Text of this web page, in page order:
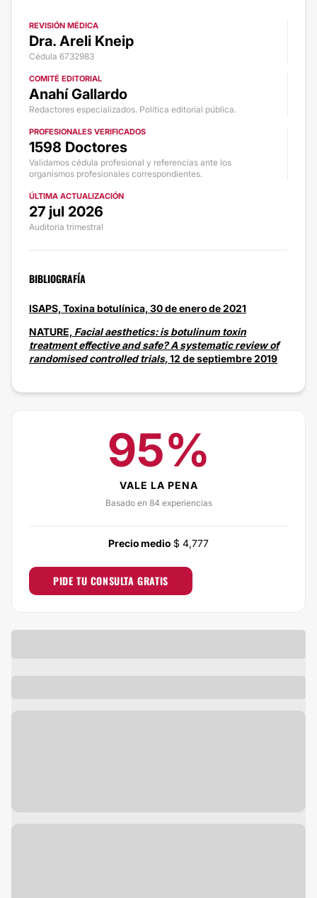
REVISIÓN MÉDICA
Dra. Areli Kneip
Cédula 6732983
COMITÉ EDITORIAL
Anahí Gallardo
Redactores especializados. Política editorial pública.
PROFESIONALES VERIFICADOS
1598 Doctores
Validamos cédula profesional y referencias ante los
organismos profesionales correspondientes.
ÚLTIMA ACTUALIZACIÓN
27 jul 2026
Auditoría trimestral
BIBLIOGRAFÍA
ISAPS, Toxina botulínica, 30 de enero de 2021
NATURE, Facial aesthetics: is botulinum toxin
treatment effective and safe? A systematic review of
randomised controlled trials,12 de septiembre 2019
95%
VALE LA PENA
Basado en 84 experiencias
Precio medio $ 4,777
PIDE TU CONSULTA GRATIS